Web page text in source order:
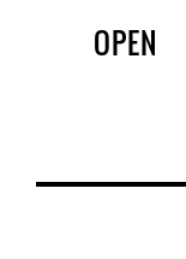
OPEN